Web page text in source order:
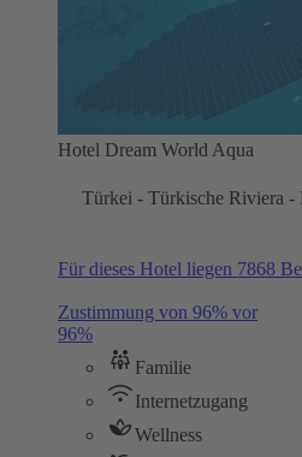
Hotel Dream World Aqua
Türkei - Türkische Riviera -
Für dieses Hotel liegen 7868
Zustimmung von 96% vor
96%
Familie
Internetzugang
Wellness